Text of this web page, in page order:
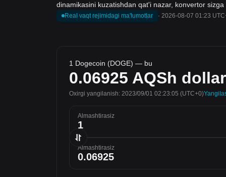
dinamikasini kuzatishdan qat'i nazar, konvertor
Real vaqt rejimidagi ma'lumotlar · 2026-08-07 01:23
1 Dogecoin (DOGE) — bu
0.06925 AQSh
Oxirgi yangilanish: 2023/09/01 02:23:05 (UTC+0)
Almashtirasiz
Almashtirasiz